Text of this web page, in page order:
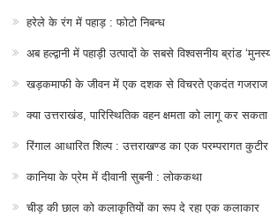
हरेले के रंग में पहाड़ : फोटो निबन्ध
अब हल्द्वानी में पहाड़ी उत्पादों के सबसे विश्वसनीय ब्रांड
खड़कमाफी के जीवन में एक दशक से विचरते एकदंत गजराज
क्या उत्तराखंड, पारिस्थितिक वहन क्षमता को लागू कर
रिंगाल आधारित शिल्प : उत्तराखण्ड का एक परम्परागत कुटीर
कानिया के प्रेम में दीवानी सुबनी : लोककथा
चीड़ की छाल को कलाकृतियों का रूप दे रहा एक कलाकार